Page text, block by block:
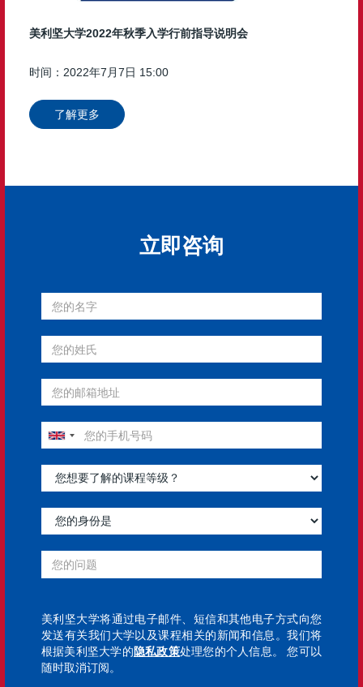
美利坚大学2022年秋季入学行前指导说明会
时间：2022年7月7日 15:00
了解更多
立即咨询
美利坚大学将通过电子邮件、短信和其他电子方式向您
发送有关我们大学以及课程相关的新闻和信息。我们将
根据美利坚大学的隐私政策(处理您的个人信息。 您可以
随时取消订阅。